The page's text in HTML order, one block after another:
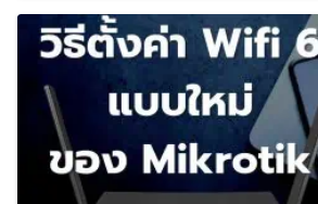
Search
for: